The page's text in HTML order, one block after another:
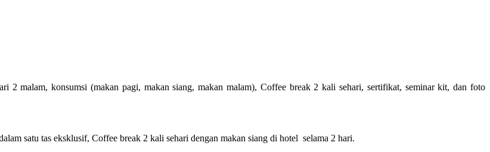
2 malam, konsumsi (makan pagi, makan siang, makan malam), Coffee break 2 kali sehari, sertifikat, seminar kit, dan foto
satu tas eksklusif, Coffee break 2 kali sehari dengan makan siang di hotel selama 2 hari.